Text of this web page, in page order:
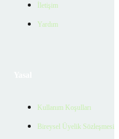
İletişim
Yardım
Kullanım Koşulları
Bireysel Üyelik Sözleşmesi